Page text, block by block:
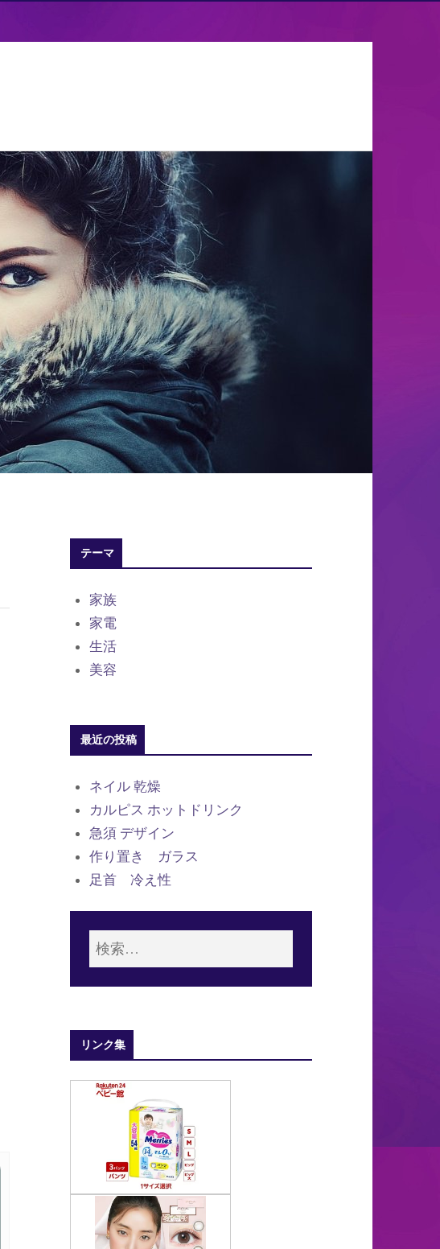
テーマ
家族
家電
生活
美容
最近の投稿
ネイル 乾燥
カルピス ホットドリンク
急須 デザイン
作り置き ガラス
足首 冷え性
リンク集